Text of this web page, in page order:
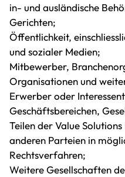
in- und ausländische
Gerichten;
Öffentlichkeit,
und sozialer Medien;
Mitbewerber,
Organisationen und
Erwerber oder
Geschäftsbereichen,
Teilen der Value
anderen Parteien in
Rechtsverfahren;
Weitere Gesellschaften